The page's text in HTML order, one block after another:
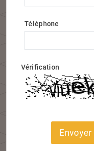
Téléphone
Vérification